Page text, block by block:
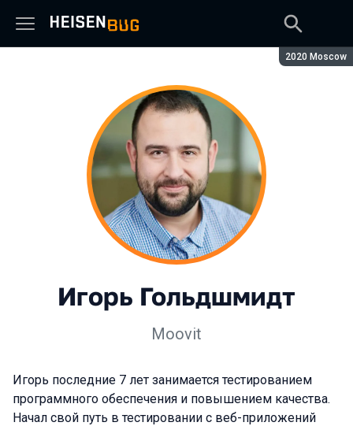
Сезон:
2020 Moscow
Игорь Гольдшмидт
Moovit
Игорь последние 7 лет занимается тестированием
программного обеспечения и повышением качества.
Начал свой путь в тестировании с веб-приложений